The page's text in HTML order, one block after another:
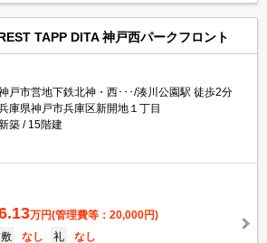
TAPP DITA 神戸西パークフロント
戸市営地下鉄北神・西･･･/湊川公園駅 徒歩2分
庫県神戸市兵庫区新開地１丁目
築
15階建
万円(管理費等：20,000円)
敷
なし 礼
なし